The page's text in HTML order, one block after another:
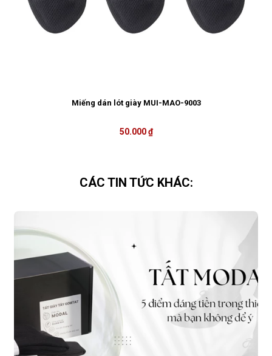
Miếng dán lót giày MUI-MAO-9003
50.000 ₫
CÁC TIN TỨC KHÁC: